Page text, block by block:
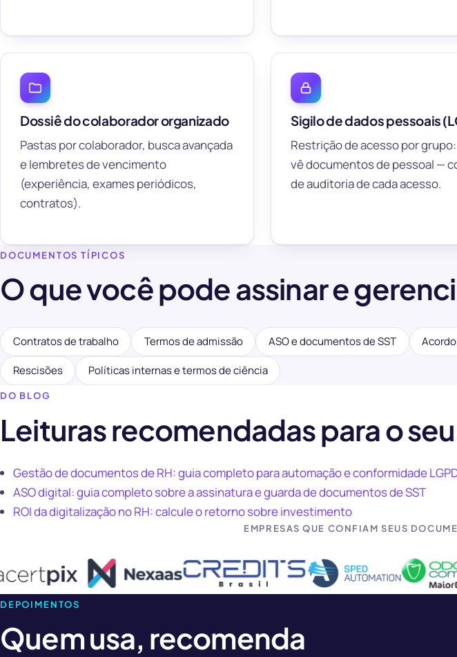
Dossiê do colaborador organizado
Pastas por colaborador, busca avançada
e lembretes de vencimento
(experiência, exames periódicos,
contratos).
Sigilo de dados pessoais
Restrição de acesso por grupo:
vê documentos de pessoal —
de auditoria de cada acesso.
DOCUMENTOS TÍPICOS
O que você pode assinar e
Contratos de trabalho Termos de admissão ASO e documentos de SST
Rescisões
Políticas internas e termos de ciência
DO BLOG
Leituras recomendadas para o
Gestão de documentos de RH: guia completo para automação e conformidade
ASO digital: guia completo sobre a assinatura e guarda de documentos de SST
ROI da digitalização no RH: calcule o retorno sobre investimento
EMPRESAS QUE CONFIAM SEUS
DEPOIMENTOS
Quem usa, recomenda